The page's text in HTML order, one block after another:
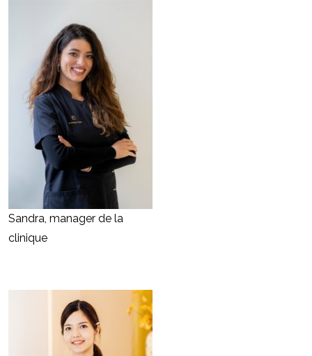
Sandra, manager de la
clinique